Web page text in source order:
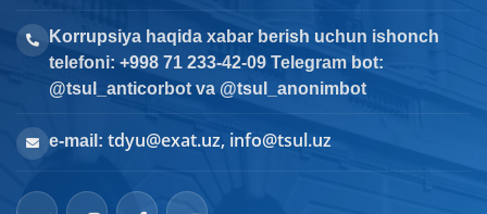
Korrupsiya haqida xabar berish uchun ishonch
telefoni: +998 71 233-42-09 Telegram bot:
@tsul_anticorbot va @tsul_anonimbot
e-mail: tdyu@exat.uz, info@tsul.uz